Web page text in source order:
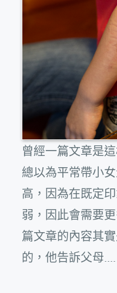
曾經一篇文章是
總以為平常帶小
高，因為在既定
弱，因此會需要
篇文章的內容其
的，他告訴父母....